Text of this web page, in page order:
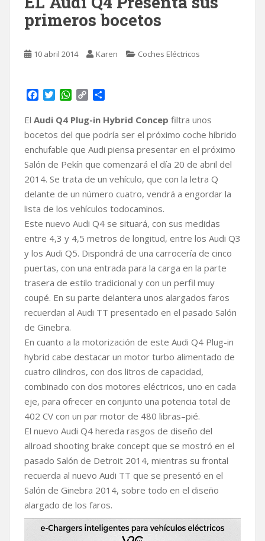
primeros bocetos
10 abril 2014 Karen Coches Eléctricos
c
e
b
o
o
k
i
t
t
e
r
W
a
t
s
A
p
p
p
y
L
i
n
k
m
p
a
r
t
i
r
El Audi Q4 Plug-in Hybrid Concep filtra unos
bocetos del que podría ser el próximo coche híbrido
enchufable que Audi piensa presentar en el próximo
Salón de Pekín que comenzará el día 20 de abril del
2014. Se trata de un vehículo, que con la letra Q
delante de un número cuatro, vendrá a engordar la
lista de los vehículos todocaminos.
Este nuevo Audi Q4 se situará, con sus medidas
entre 4,3 y 4,5 metros de longitud, entre los Audi Q3
y los Audi Q5. Dispondrá de una carrocería de cinco
puertas, con una entrada para la carga en la parte
trasera de estilo tradicional y con un perfil muy
coupé. En su parte delantera unos alargados faros
recuerdan al Audi TT presentado en el pasado Salón
de Ginebra.
En cuanto a la motorización de este Audi Q4 Plug-in
hybrid cabe destacar un motor turbo alimentado de
cuatro cilindros, con dos litros de capacidad,
combinado con dos motores eléctricos, uno en cada
eje, para ofrecer en conjunto una potencia total de
402 CV con un par motor de 480 libras–pié.
El nuevo Audi Q4 hereda rasgos de diseño del
allroad shooting brake concept que se mostró en el
pasado Salón de Detroit 2014, mientras su frontal
recuerda al nuevo Audi TT que se presentó en el
Salón de Ginebra 2014, sobre todo en el diseño
alargado de los faros.